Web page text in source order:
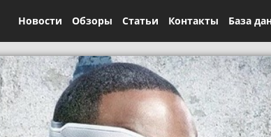
Новости Обзоры Статьи Контакты База